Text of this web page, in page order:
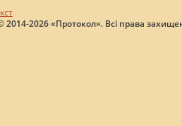
2014-2026 «Протокол». Всі права